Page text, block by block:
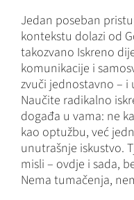
Jedan poseban
kontekstu dolazi od
takozvano Iskreno
komunikacije i
zvuči jednostavno – i
Naučite radikalno
događa u vama: ne
kao optužbu, već
unutrašnje iskustvo.
misli – ovdje i sada,
Nema tumačenja,